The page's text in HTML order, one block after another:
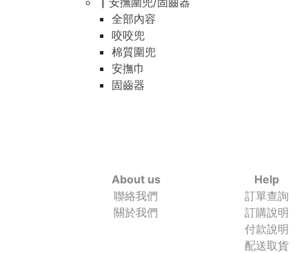
全部內容
咬咬兜
棉質圍兜
安撫巾
固齒器
About us
聯絡我們
關於我們
Help
訂單查詢
訂購說明
付款說明
配送取貨